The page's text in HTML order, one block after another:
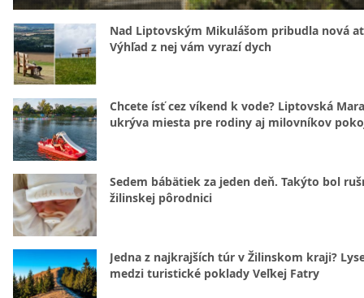
Nad Liptovským Mikulášom pribudla nová
Výhľad z nej vám vyrazí dych
Chcete ísť cez víkend k vode? Liptovská Mara
ukrýva miesta pre rodiny aj milovníkov
Sedem bábätiek za jeden deň. Takýto bol
žilinskej pôrodnici
Jedna z najkrajších túr v Žilinskom kraji?
medzi turistické poklady Veľkej Fatry